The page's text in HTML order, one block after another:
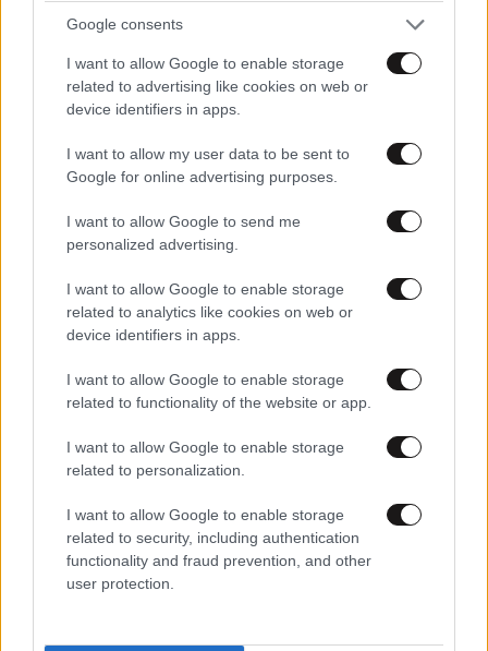
Google consents
I want to allow Google to enable storage
related to advertising like cookies on web or
device identifiers in apps.
I want to allow my user data to be sent to
Google for online advertising purposes.
I want to allow Google to send me
personalized advertising.
I want to allow Google to enable storage
related to analytics like cookies on web or
device identifiers in apps.
I want to allow Google to enable storage
related to functionality of the website or app.
I want to allow Google to enable storage
related to personalization.
I want to allow Google to enable storage
related to security, including authentication
functionality and fraud prevention, and other
user protection.
Απαντήστε
Πάντα φταίει ο άλλος
Κατάσχεση περιουσίας και φυλάκιση άσχετου ορίου
Απαντήστε
Curious Jim 06·08·2023 19:58
Σε τετοιες ηλικιες δεν κανεις φυλακη.